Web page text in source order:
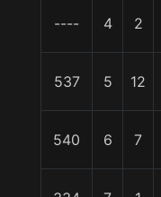
---- 4 2
537 5 12
540 6 7